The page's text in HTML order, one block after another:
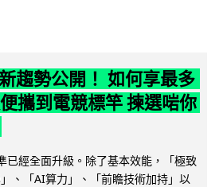
趨勢公開！ 如何享最多
攜到電競標竿 揀選啱你
已經全面升級。除了基本效能，「極致
、「AI算力」、「前瞻技術加持」以